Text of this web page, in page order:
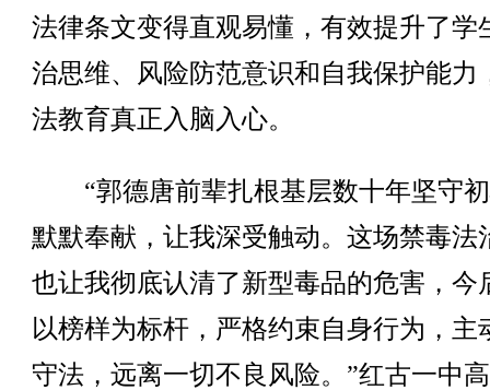
法律条文变得直观易懂，有效提升了学
治思维、风险防范意识和自我保护能力
法教育真正入脑入心。
“郭德唐前辈扎根基层数十年坚守
默默奉献，让我深受触动。这场禁毒法
也让我彻底认清了新型毒品的危害，今
以榜样为标杆，严格约束自身行为，主
守法，远离一切不良风险。”红古一中